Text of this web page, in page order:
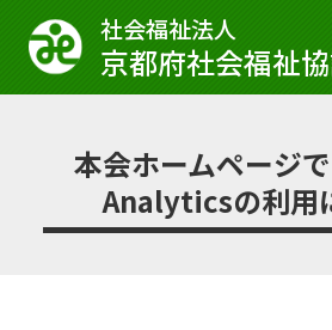
社会福祉法⼈
京都府社会福祉
本会ホームページ
Analyticsの利用